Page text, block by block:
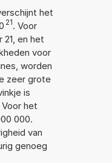
het
21. Voor
en het
voor
worden
zeer grote
is
het
000.
van
genoeg